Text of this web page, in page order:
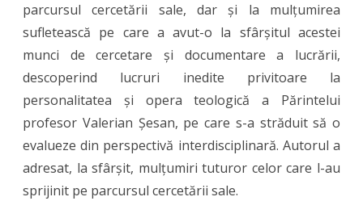
parcursul cercetării sale, dar și la mulțumirea
sufletească pe care a avut-o la sfârșitul acestei
munci de cercetare și documentare a lucrării,
descoperind lucruri inedite privitoare la
personalitatea și opera teologică a Părintelui
profesor Valerian Șesan, pe care s-a străduit să o
evalueze din perspectivă interdisciplinară. Autorul a
adresat, la sfârșit, mulțumiri tuturor celor care l-au
sprijinit pe parcursul cercetării sale.